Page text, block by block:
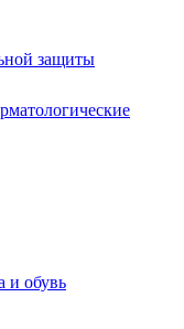
защиты
и обувь